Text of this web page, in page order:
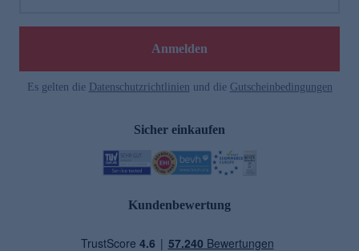
Anmelden
Es gelten die Datenschutzrichtlinien und die Gutscheinbedingungen
Sicher einkaufen
Kundenbewertung